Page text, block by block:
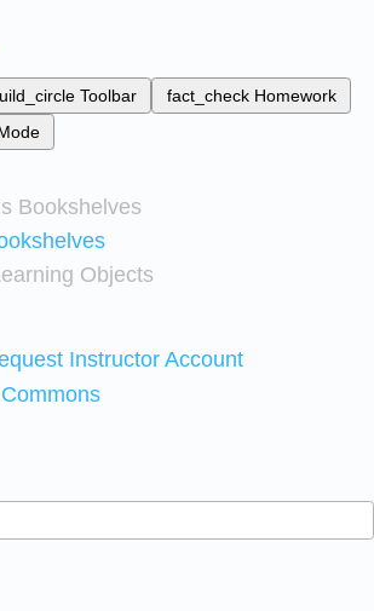
Toolbar fact_check Homework
Bookshelves
Objects
Instructor Account